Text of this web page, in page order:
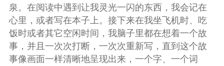
泉。在阅读中遇到让我灵光一闪的东西，我会记在
心里，或者写在本子上。接下来在我坐飞机时、吃
饭时或者其它空闲时间，我脑子里都在想着一个故
事，并且一次次打断，一次次重新写，直到这个故
事像画面一样清晰地呈现出来，一个字、一个词